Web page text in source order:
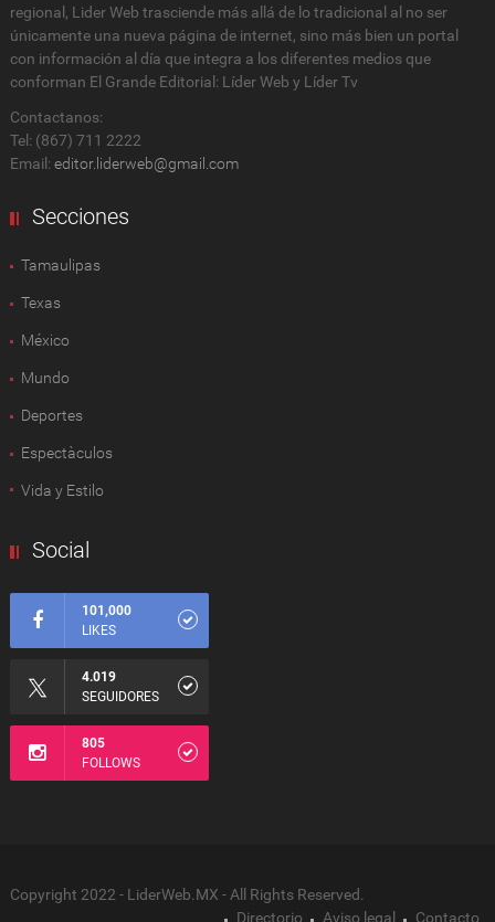
regional, Lider Web trasciende más allá de lo tradicional al no ser
únicamente una nueva página de internet, sino más bien un portal
con información al día que integra a los diferentes medios que
conforman El Grande Editorial: Líder Web y Líder Tv
Contactanos:
Tel: (867) 711 2222
Email: editor.liderweb@gmail.com
Secciones
Tamaulipas
Texas
México
Mundo
Deportes
Espectàculos
Vida y Estilo
Social
101,000
LIKES
4.019
SEGUIDORES
805
FOLLOWS
Copyright 2022 - LiderWeb.MX - All Rights Reserved.
Directorio
Aviso legal Contacto